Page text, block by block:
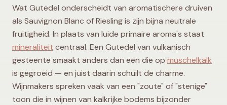
Wat Gutedel onderscheidt van aromatischere druiven
als Sauvignon Blanc of Riesling is zijn bijna neutrale
fruitigheid. In plaats van luide primaire aroma's staat
mineraliteit centraal. Een Gutedel van vulkanisch
gesteente smaakt anders dan een die op muschelkalk
is gegroeid — en juist daarin schuilt de charme.
Wijnmakers spreken vaak van een "zoute" of "stenige"
toon die in wijnen van kalkrijke bodems bijzonder